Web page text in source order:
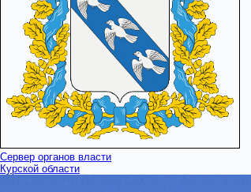
Сервер органов власти
Курской области